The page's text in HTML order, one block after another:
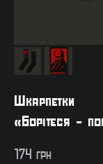
Шкарпетки
«Борітеся -
174 грн